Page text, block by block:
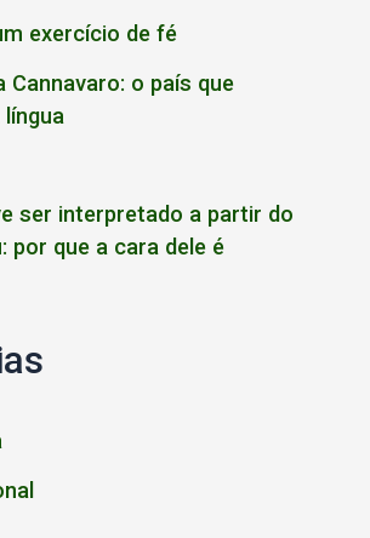
exercício de fé
Cannavaro: o país que
ser interpretado a partir do
por que a cara dele é